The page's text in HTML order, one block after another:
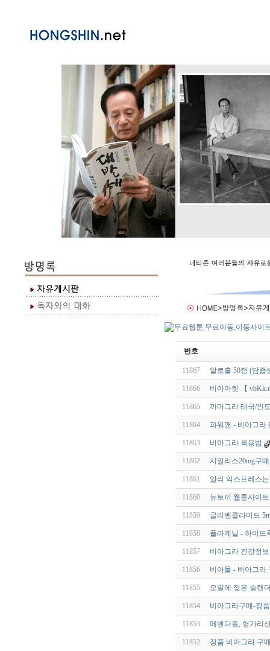
번호
11867 알로홀 50정 (담
11866 비아마켓 【
11865 까마그라 태국/인
11864 파워맨 - 비아그라
11863 비아그라 복용법
11862 시알리스20mg구매
11861 알리 익스프레스는
11860 뉴토끼 웹툰사이
11859 글리벤클라미드
11858 플라케닐 - 하이드
11857 비아그라 건강정보
11856 비아몰 - 비아그라
11855 오일에 젖은 슬렌
11854 비아그라구매-정
11853 메벤다졸, 헝가리
11852 정품 비아그라 구